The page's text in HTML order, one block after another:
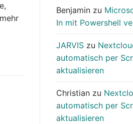
Benjamin zu
In mit Powershell
JARVIS zu
automatisch per
aktualisieren
Christian zu
automatisch per
aktualisieren